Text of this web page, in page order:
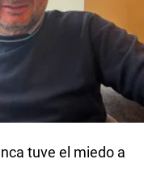
tuve el miedo a